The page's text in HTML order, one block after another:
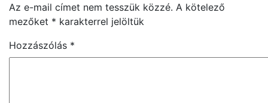
Az e-mail címet nem tesszük közzé. A kötelező
mezőket * karakterrel jelöltük
Hozzászólás *